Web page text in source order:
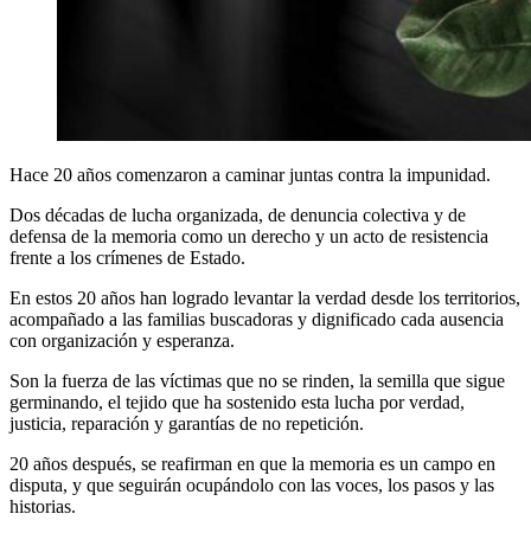
Hace 20 años comenzaron a caminar juntas contra la impunidad.
Dos décadas de lucha organizada, de denuncia colectiva y de
defensa de la memoria como un derecho y un acto de resistencia
frente a los crímenes de Estado.
En estos 20 años han logrado levantar la verdad desde los territorios,
acompañado a las familias buscadoras y dignificado cada ausencia
con organización y esperanza.
Son la fuerza de las víctimas que no se rinden, la semilla que sigue
germinando, el tejido que ha sostenido esta lucha por verdad,
justicia, reparación y garantías de no repetición.
20 años después, se reafirman en que la memoria es un campo en
disputa, y que seguirán ocupándolo con las voces, los pasos y las
historias.